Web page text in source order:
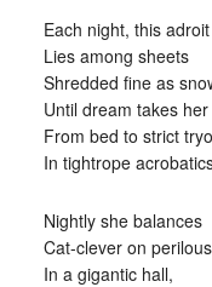
Each night, this
Lies among sheets
Shredded fine as
Until dream takes
From bed to strict
In tightrope
Nightly she balances
Cat-clever on
In a gigantic hall,